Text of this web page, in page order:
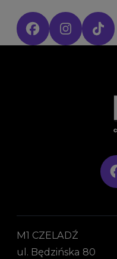
Social media:
M1 CZELADŹ
ul. Będzińska 80